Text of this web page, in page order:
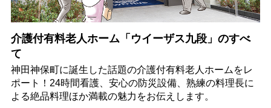
介護付有料老人ホーム「ウイーザス九段」のすべ
て
神田神保町に誕生した話題の介護付有料老人ホームをレ
ポート！24時間看護、安心の防災設備、熟練の料理長に
よる絶品料理ほか満載の魅力をお伝えします。